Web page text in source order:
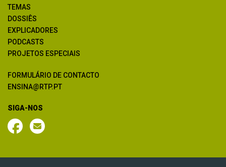
TEMAS
DOSSIÊS
EXPLICADORES
PODCASTS
PROJETOS ESPECIAIS
FORMULÁRIO DE CONTACTO
ENSINA@RTP.PT
SIGA-NOS